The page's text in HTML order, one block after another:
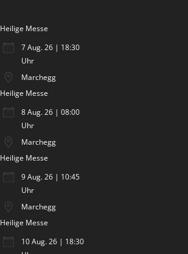
Heilige Messe
7 Aug. 26 | 18:30
Uhr
Marchegg
Heilige Messe
8 Aug. 26 | 08:00
Uhr
Marchegg
Heilige Messe
9 Aug. 26 | 10:45
Uhr
Marchegg
Heilige Messe
10 Aug. 26 | 18:30